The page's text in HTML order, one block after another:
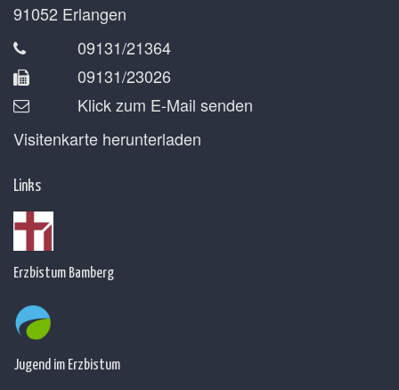
91052 Erlangen
09131/21364
09131/23026
Klick zum E-Mail senden
Visitenkarte herunterladen
Links
Erzbistum Bamberg
Jugend im Erzbistum